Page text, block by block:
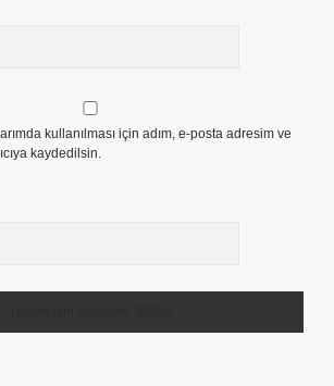
kullanılması için adım, e-posta adresim ve
kaydedilsin.